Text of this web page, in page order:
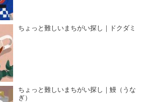
ちょっと難しいまちがい探し｜ドクダミ
ちょっと難しいまちがい探し｜鰻（うな
ぎ）